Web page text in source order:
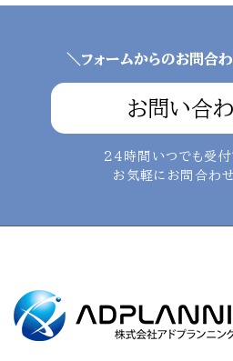
＼フォームからのお問合
お問い合
24時間いつでも受付
お気軽にお問合わせ